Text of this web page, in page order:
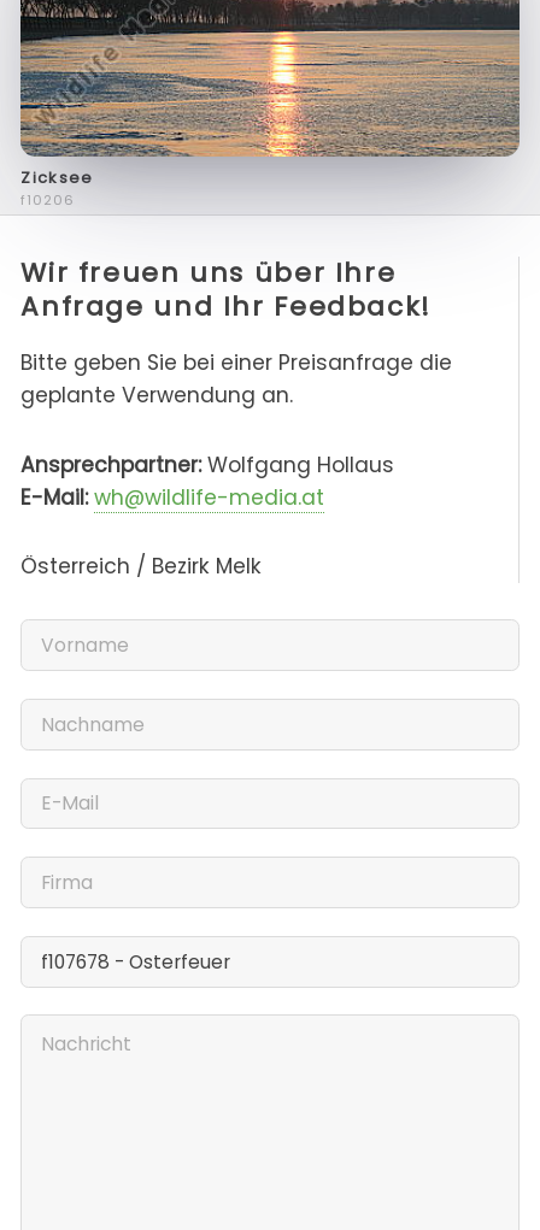
Zicksee
f10206
Wir freuen uns über Ihre
Anfrage und Ihr Feedback!
Bitte geben Sie bei einer Preisanfrage die
geplante Verwendung an.
Ansprechpartner:Wolfgang Hollaus
E-Mail: wh@wildlife-media.at
Österreich / Bezirk Melk